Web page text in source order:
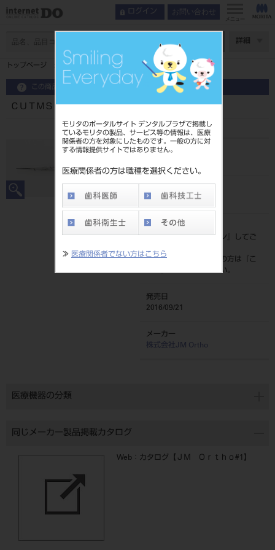
モリタのポータルサイト デンタルプラザで掲載し
ているモリタの製品、サービス等の情報は、医療
関係者の方を対象にしたものです。一般の方に対
する情報提供サイトではありません。
医療関係者の方は職種を選択ください。
≫ 医療関係者でない方はこちら
ログイン お問い合わせ
メニュー
詳細
トップページ ＣＵＴＭＳＳ モスキート スリム ストレート
この商品に関するお問い合わせ
ＣＵＴＭＳＳ モスキート スリム ストレート
品目コード
4562234912956
標準価格
価格の確認は『ログイン
』してご
ネット会員登録がまだの方は『
こ
ちら』より登録ください。
発売日
2016/09/21
メーカー
株式会社JM Ortho
医療機器の分類
同じメーカー製品掲載カタログ
Web：カタログ【ＪＭ Ｏｒｔｈｏ#1】